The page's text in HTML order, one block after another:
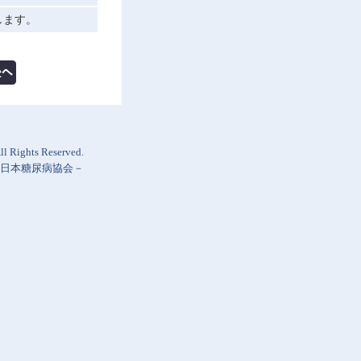
す。
Rights Reserved.
日本糖尿病協会 －